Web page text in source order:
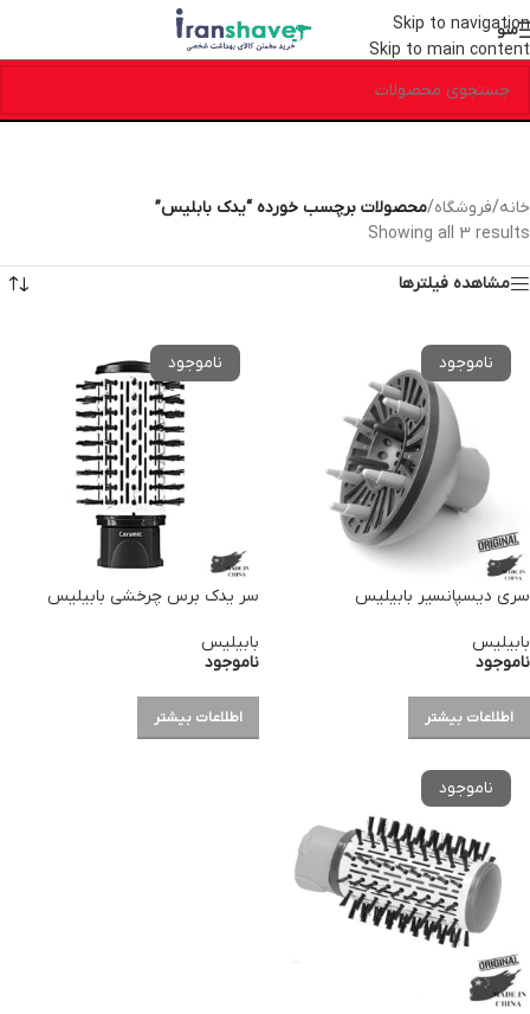
Skip to navigation
Skip to main content
منو
خانه/فروشگاه/محصولات برچسب خورده “یدک بابلیس”
Showing all 3 results
مشاهده فیلترها
سری دیسپانسیر بابیلیس
بابیلیس
ناموجود
اطلاعات بیشتر
سر یدک برس چرخشی بابیلیس
بابیلیس
ناموجود
اطلاعات بیشتر